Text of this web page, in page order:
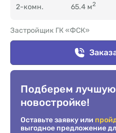
2-комн. 65.4 м2
Застройщик ГК «ФСК»
Подберем лучшую
новостройке!
Оставьте заявку или
выгодное предложение